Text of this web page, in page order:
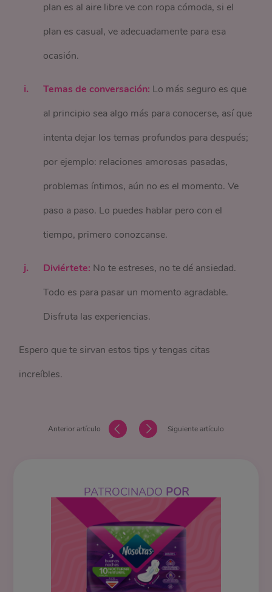
plan es al aire libre ve con ropa cómoda, si el
plan es casual, ve adecuadamente para esa
ocasión.
Temas de conversación: Lo más seguro es que
al principio sea algo más para conocerse, así que
intenta dejar los temas profundos para después;
por ejemplo: relaciones amorosas pasadas,
problemas íntimos, aún no es el momento. Ve
paso a paso. Lo puedes hablar pero con el
tiempo, primero conozcanse.
Diviértete: No te estreses, no te dé ansiedad.
Todo es para pasar un momento agradable.
Disfruta las experiencias.
Espero que te sirvan estos tips y tengas citas
increíbles.
Anterior artículo Siguiente artículo
PATROCINADO POR